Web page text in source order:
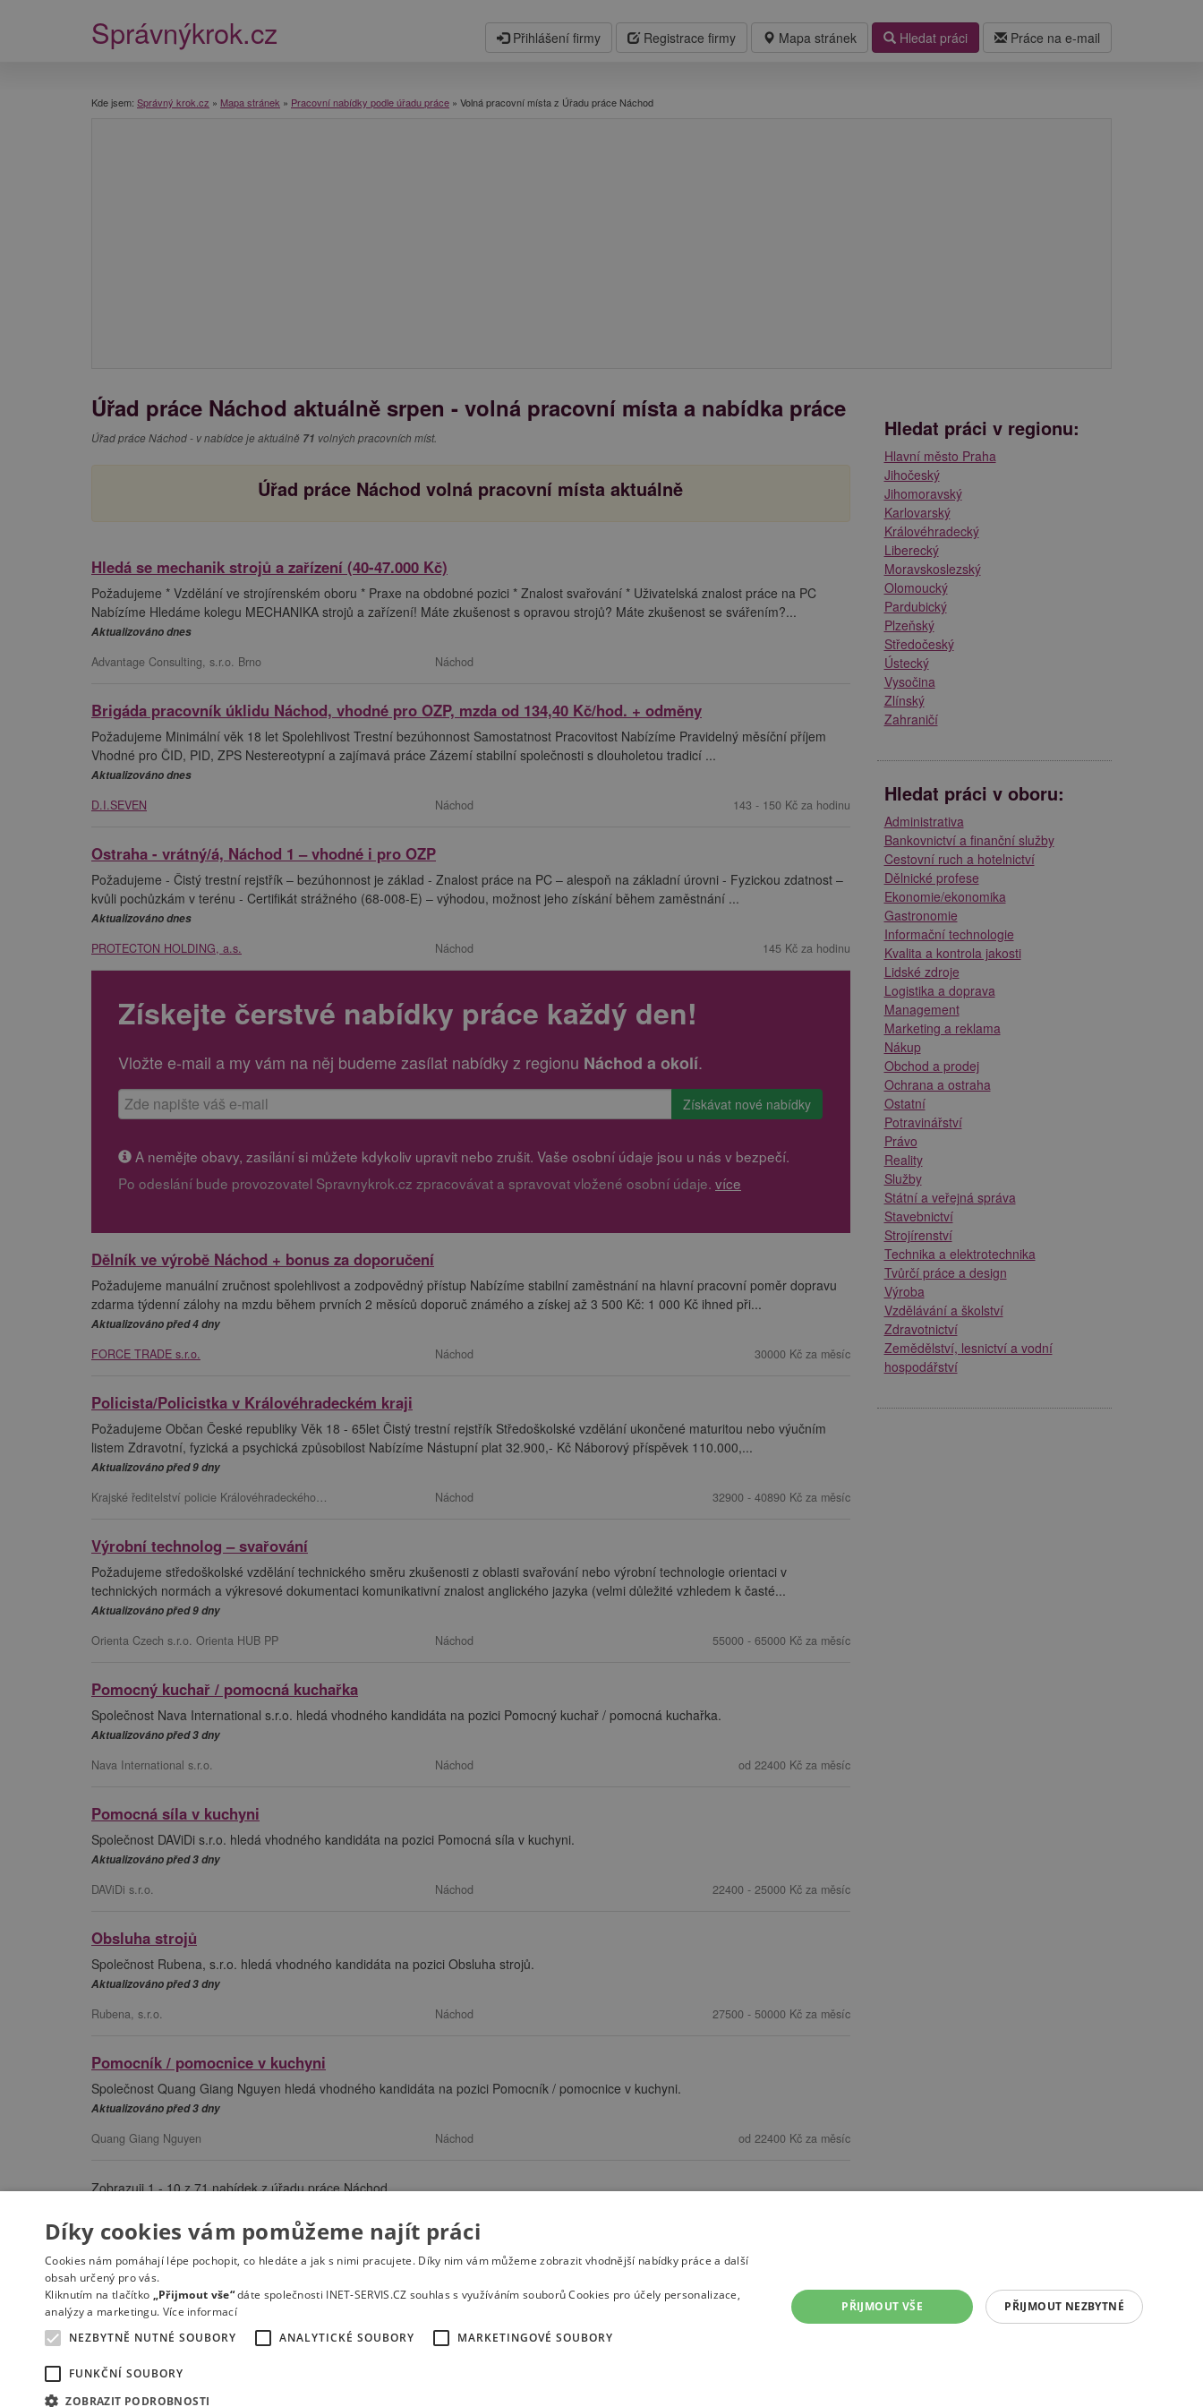
Mapa stránek Hledat práci Práce na e-mail
Správnýkrok.cz Přihlášení firmy Registrace firmy
Kde jsem: Správný krok.cz » Mapa stránek » Pracovní nabídky podle úřadu práce » Volná pracovní místa z Úřadu práce Náchod
Úřad práce Náchod aktuálně srpen - volná pracovní místa a nabídka práce
Úřad práce Náchod - v nabídce je aktuálně 71 volných pracovních míst.
Úřad práce Náchod volná pracovní místa aktuálně
Hledá se mechanik strojů a zařízení (40-47.000 Kč)
Požadujeme * Vzdělání ve strojírenském oboru * Praxe na obdobné pozici * Znalost svařování * Uživatelská znalost práce na PC
Nabízíme Hledáme kolegu MECHANIKA strojů a zařízení! Máte zkušenost s opravou strojů? Máte zkušenost se svářením?...
Aktualizováno dnes
Advantage Consulting, s.r.o. Brno Náchod
Brigáda pracovník úklidu Náchod, vhodné pro OZP, mzda od 134,40 Kč/hod. + odměny
Požadujeme Minimální věk 18 let Spolehlivost Trestní bezúhonnost Samostatnost Pracovitost Nabízíme Pravidelný měsíční příjem
Vhodné pro ČID, PID, ZPS Nestereotypní a zajímavá práce Zázemí stabilní společnosti s dlouholetou tradicí ...
Aktualizováno dnes
D.I.SEVEN Náchod 143 - 150 Kč za hodinu
Ostraha - vrátný/á, Náchod 1 – vhodné i pro OZP
Požadujeme - Čistý trestní rejstřík – bezúhonnost je základ - Znalost práce na PC – alespoň na základní úrovni - Fyzickou zdatnost –
kvůli pochůzkám v terénu - Certifikát strážného (68-008-E) – výhodou, možnost jeho získání během zaměstnání ...
Aktualizováno dnes
PROTECTON HOLDING, a.s. Náchod 145 Kč za hodinu
Získejte čerstvé nabídky práce každý den!
Vložte e-mail a my vám na něj budeme zasílat nabídky z regionu Náchod a okolí.
A nemějte obavy, zasílání si můžete kdykoliv upravit nebo zrušit. Vaše osobní údaje jsou u nás v bezpečí.
Po odeslání bude provozovatel Spravnykrok.cz zpracovávat a spravovat vložené osobní údaje. více
Dělník ve výrobě Náchod + bonus za doporučení
Požadujeme manuální zručnost spolehlivost a zodpovědný přístup Nabízíme stabilní zaměstnání na hlavní pracovní poměr dopravu
zdarma týdenní zálohy na mzdu během prvních 2 měsíců doporuč známého a získej až 3 500 Kč: 1 000 Kč ihned při...
Aktualizováno před 4 dny
FORCE TRADE s.r.o. Náchod 30000 Kč za měsíc
Policista/Policistka v Královéhradeckém kraji
Požadujeme Občan České republiky Věk 18 - 65let Čistý trestní rejstřík Středoškolské vzdělání ukončené maturitou nebo výučním
listem Zdravotní, fyzická a psychická způsobilost Nabízíme Nástupní plat 32.900,- Kč Náborový příspěvek 110.000,...
Aktualizováno před 9 dny
Krajské ředitelství policie Královéhradeckého… Náchod 32900 - 40890 Kč za měsíc
Výrobní technolog – svařování
Požadujeme středoškolské vzdělání technického směru zkušenosti z oblasti svařování nebo výrobní technologie orientaci v
technických normách a výkresové dokumentaci komunikativní znalost anglického jazyka (velmi důležité vzhledem k časté...
Aktualizováno před 9 dny
Orienta Czech s.r.o. Orienta HUB PP Náchod 55000 - 65000 Kč za měsíc
Pomocný kuchař / pomocná kuchařka
Společnost Nava International s.r.o. hledá vhodného kandidáta na pozici Pomocný kuchař / pomocná kuchařka.
Aktualizováno před 3 dny
Nava International s.r.o. Náchod od 22400 Kč za měsíc
Pomocná síla v kuchyni
Společnost DAViDi s.r.o. hledá vhodného kandidáta na pozici Pomocná síla v kuchyni.
Aktualizováno před 3 dny
DAViDi s.r.o. Náchod 22400 - 25000 Kč za měsíc
Obsluha strojů
Společnost Rubena, s.r.o. hledá vhodného kandidáta na pozici Obsluha strojů.
Aktualizováno před 3 dny
Rubena, s.r.o. Náchod 27500 - 50000 Kč za měsíc
Pomocník / pomocnice v kuchyni
Společnost Quang Giang Nguyen hledá vhodného kandidáta na pozici Pomocník / pomocnice v kuchyni.
Aktualizováno před 3 dny
Quang Giang Nguyen Náchod od 22400 Kč za měsíc
Zobrazuji 1 - 10 z 71 nabídek z úřadu práce Náchod
« 1(current)
2 3
Hledat práci v regionu:
Hlavní město Praha
Jihočeský
Jihomoravský
Karlovarský
Královéhradecký
Liberecký
Moravskoslezský
Olomoucký
Pardubický
Plzeňský
Středočeský
Ústecký
Vysočina
Zlínský
Zahraničí
Hledat práci v oboru:
Administrativa
Bankovnictví a finanční služby
Cestovní ruch a hotelnictví
Dělnické profese
Ekonomie/ekonomika
Gastronomie
Informační technologie
Kvalita a kontrola jakosti
Lidské zdroje
Logistika a doprava
Management
Marketing a reklama
Nákup
Obchod a prodej
Ochrana a ostraha
Ostatní
Potravinářství
Právo
Reality
Služby
Státní a veřejná správa
Stavebnictví
Strojírenství
Technika a elektrotechnika
Tvůrčí práce a design
Výroba
Vzdělávání a školství
Zdravotnictví
Zemědělství, lesnictví a vodní
hospodářství
Kontakt
Díky cookies vám pomůžeme najít práci
Cookies nám pomáhají lépe pochopit, co hledáte a jak s nimi pracujete. Díky nim vám můžeme zobrazit vhodnější nabídky práce a další
obsah určený pro vás.
Kliknutím na tlačítko „Přijmout vše“dáte společnosti INET-SERVIS.CZ souhlas s využíváním souborů Cookies pro účely personalizace,
analýzy a marketingu. Více informací
NEZBYTNĚ NUTNÉ SOUBORY
ANALYTICKÉ SOUBORY MARKETINGOVÉ SOUBORY
FUNKČNÍ SOUBORY
ZOBRAZIT PODROBNOSTI
PŘIJMOUT VŠE PŘIJMOUT NEZBYTNÉ